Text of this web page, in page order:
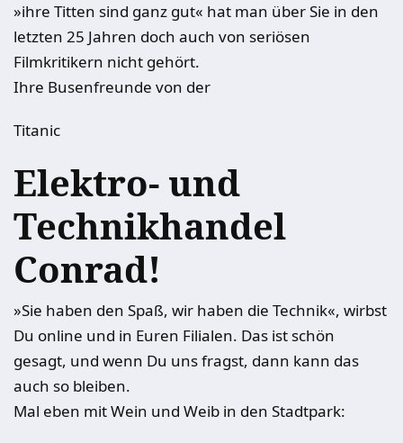
»ihre Titten sind ganz gut« hat man über Sie in den
letzten 25 Jahren doch auch von seriösen
Filmkritikern nicht gehört.
Ihre Busenfreunde von der
Titanic
Elektro- und
Technikhandel
Conrad!
»Sie haben den Spaß, wir haben die Technik«, wirbst
Du online und in Euren Filialen. Das ist schön
gesagt, und wenn Du uns fragst, dann kann das
auch so bleiben.
Mal eben mit Wein und Weib in den Stadtpark: